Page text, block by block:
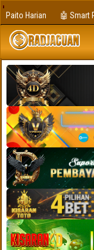
Paito Harian 🤖 Smart